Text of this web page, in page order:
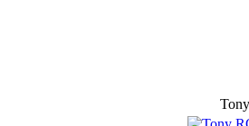
Tony